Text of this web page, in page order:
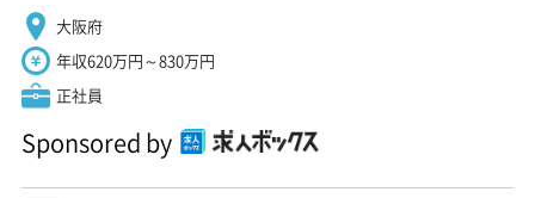
大阪府
年収620万円～830万円
正社員
Sponsored by